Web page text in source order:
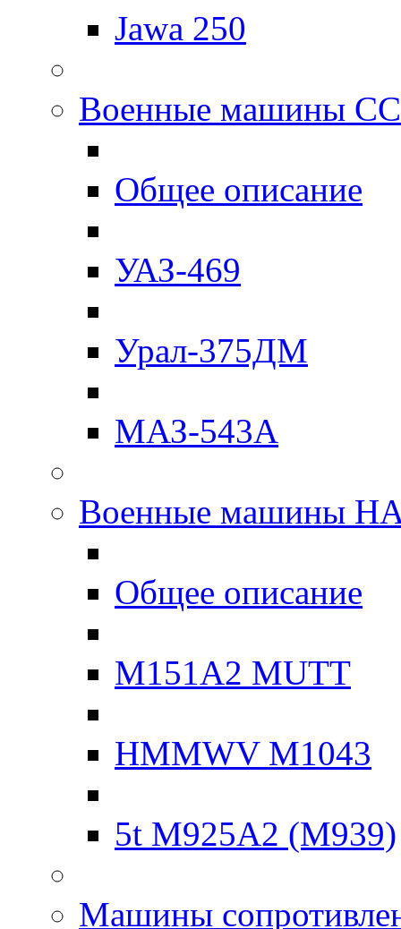
Jawa 250
Военные машины
Общее описание
УАЗ-469
Урал-375ДМ
МАЗ-543А
Военные машины
Общее описание
M151A2 MUTT
HMMWV M1043
5t M925A2 (M939)
Машины